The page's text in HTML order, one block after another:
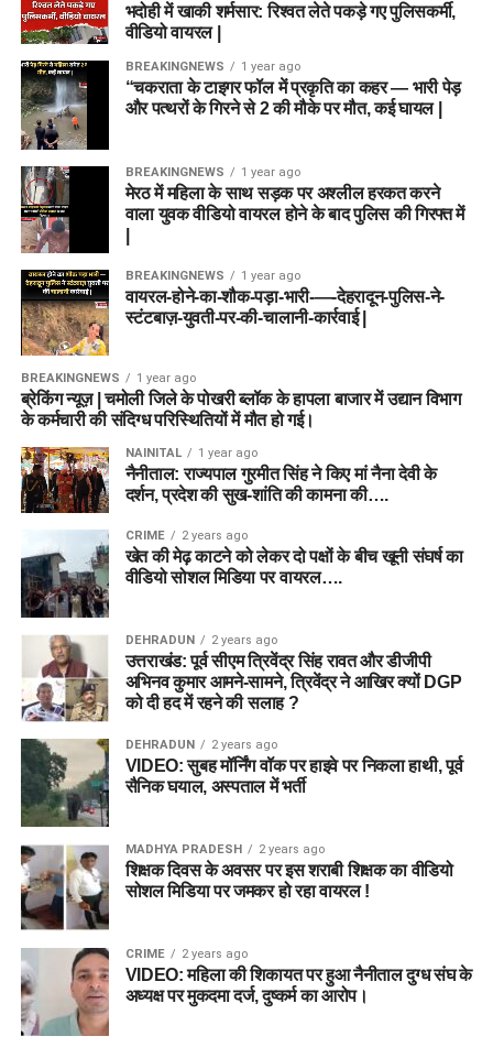
भदोही में खाकी शर्मसार: रिश्वत लेते पकड़े गए पुलिसकर्मी,
वीडियो वायरल |
BREAKINGNEWS 1 year ago
“चकराता के टाइगर फॉल में प्रकृति का कहर — भारी पेड़
और पत्थरों के गिरने से 2 की मौके पर मौत, कई घायल |
BREAKINGNEWS 1 year ago
मेरठ में महिला के साथ सड़क पर अश्लील हरकत करने
वाला युवक वीडियो वायरल होने के बाद पुलिस की गिरफ्त में
BREAKINGNEWS 1 year ago
वायरल-होने-का-शौक-पड़ा-भारी-—-देहरादून-पुलिस-ने-
स्टंटबाज़-युवती-पर-की-चालानी-कार्रवाई |
BREAKINGNEWS 1 year ago
ब्रेकिंग न्यूज़ | चमोली जिले के पोखरी ब्लॉक के हापला बाजार में उद्यान विभाग
के कर्मचारी की संदिग्ध परिस्थितियों में मौत हो गई।
NAINITAL 1 year ago
नैनीताल: राज्यपाल गुरमीत सिंह ने किए मां नैना देवी के
दर्शन, प्रदेश की सुख-शांति की कामना की….
CRIME 2 years ago
खेत की मेढ़ काटने को लेकर दो पक्षों के बीच खूनी संघर्ष का
वीडियो सोशल मिडिया पर वायरल….
DEHRADUN 2 years ago
उत्तराखंड: पूर्व सीएम त्रिवेंद्र सिंह रावत और डीजीपी
अभिनव कुमार आमने-सामने, त्रिवेंद्र ने आखिर क्यों DGP
को दी हद में रहने की सलाह ?
DEHRADUN 2 years ago
VIDEO: सुबह मॉर्निंग वॉक पर हाइवे पर निकला हाथी, पूर्व
सैनिक घयाल, अस्पताल में भर्ती
MADHYA PRADESH 2 years ago
शिक्षक दिवस के अवसर पर इस शराबी शिक्षक का वीडियो
सोशल मिडिया पर जमकर हो रहा वायरल !
CRIME 2 years ago
VIDEO: महिला की शिकायत पर हुआ नैनीताल दुग्ध संघ के
अध्यक्ष पर मुकदमा दर्ज, दुष्कर्म का आरोप।